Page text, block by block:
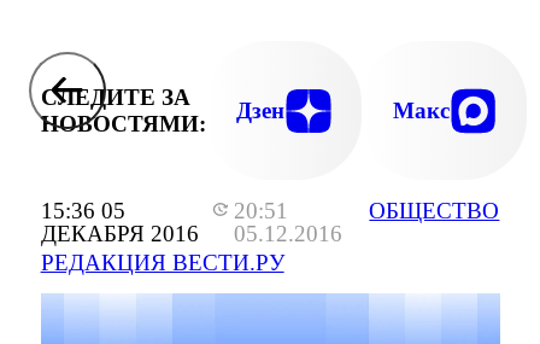
15:36 05
ДЕКАБРЯ 2016
20:51
05.12.2016
РЕДАКЦИЯ ВЕСТИ.РУ
ОБЩЕСТВО
СЛЕДИТЕ ЗА
НОВОСТЯМИ:
Дзен Макс